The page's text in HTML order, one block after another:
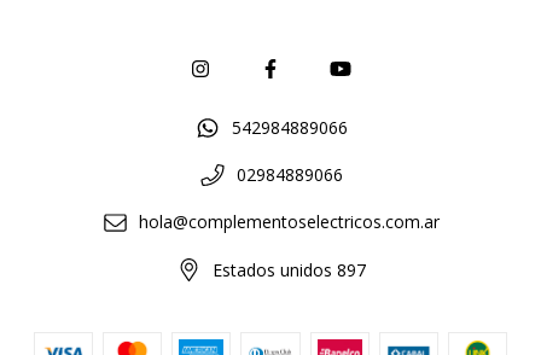
542984889066
02984889066
hola@complementoselectricos.com.ar
Estados unidos 897